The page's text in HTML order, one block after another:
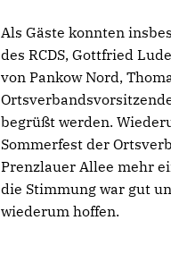
Als Gäste konnten
des RCDS, Gottfried
von Pankow Nord,
begrüßt werden.
Sommerfest der
Prenzlauer Allee mehr
die Stimmung war gut
wiederum hoffen.